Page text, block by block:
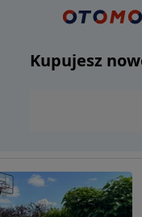
Kupujesz